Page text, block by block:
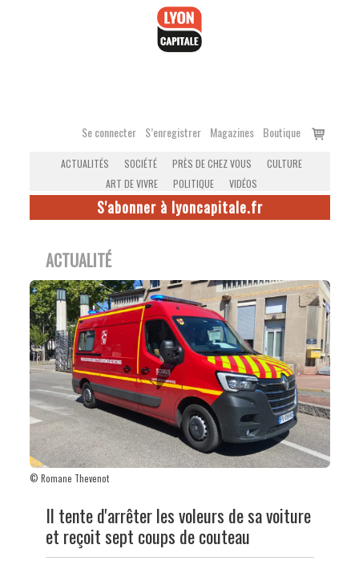
Se connecter S’enregistrer Magazines Boutique
Voir
ACTUALITÉS SOCIÉTÉ PRÈS DE CHEZ VOUS
CULTURE
ART DE VIVRE
POLITIQUE VIDÉOS
S'abonner à lyoncapitale.fr
ACTUALITÉ
© Romane Thevenot
Il tente d'arrêter les voleurs de sa voiture
et reçoit sept coups de couteau